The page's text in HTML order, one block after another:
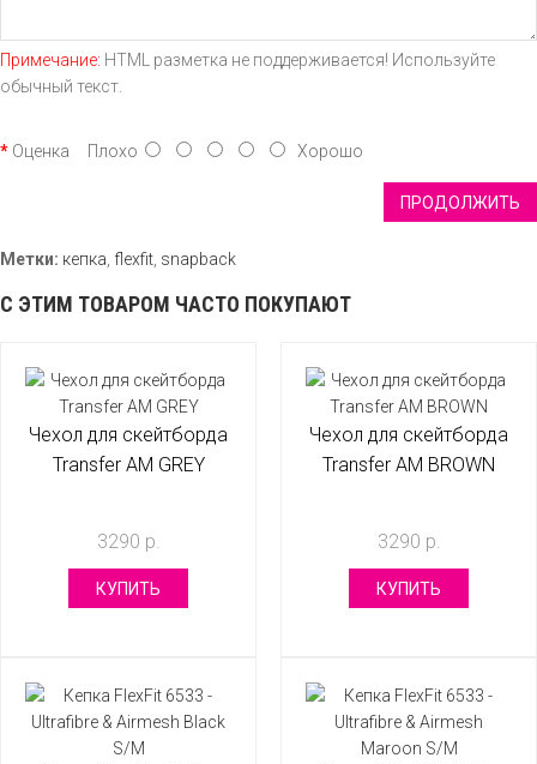
Примечание: HTML разметка не поддерживается! Используйте
обычный текст.
Оценка Плохо Хорошо
ПРОДОЛЖИТЬ
Метки: кепка flexfit snapback
С ЭТИМ ТОВАРОМ ЧАСТО ПОКУПАЮТ
Чехол для скейтборда
Transfer AM GREY
3290 р.
КУПИТЬ
Чехол для скейтборда
Transfer AM BROWN
3290 р.
КУПИТЬ